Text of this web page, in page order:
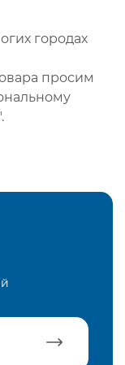
городах
просим